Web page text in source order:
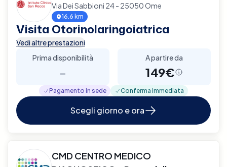
Via Dei Sabbioni 24 - 25050 Ome
16.6 km
Visita Otorinolaringoiatrica
Vedi altre prestazioni
Prima disponibilità
-
A partire da
149€
Pagamento in sede Conferma immediata
Scegli giorno e ora
CMD CENTRO MEDICO